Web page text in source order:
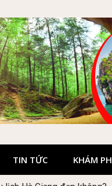
TIN TỨC KHÁM